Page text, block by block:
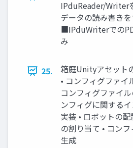
IPduReader/Writer
データの読み書き
■IPduWriterでの
み
25.
箱庭Unityアセット
• コンフィグファイ
コンフィグファイ
ンフィグに関する
実装 • ロボットの
の割り当て • コン
⽣成